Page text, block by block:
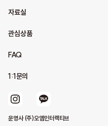
자료실
관심상품
FAQ
1:1문의
운영사 (주)오엠인터랙티브